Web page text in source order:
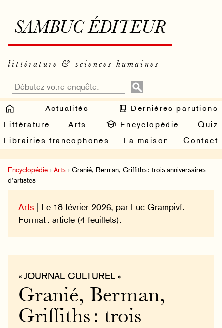
SAMBUC ÉDITEUR
littérature & sciences humaines
Actualités
Dernières parutions
Littérature
Arts Encyclopédie
Quiz
Librairies francophones
La maison Contact
Encyclopédie › Arts › Granié, Berman, Griffiths : trois anniversaires
d’artistes
Arts | Le 18 février 2026, par Luc Grampivf.
Format : article (4 feuillets).
« JOURNAL CULTUREL »
Granié, Berman,
Griffiths : trois